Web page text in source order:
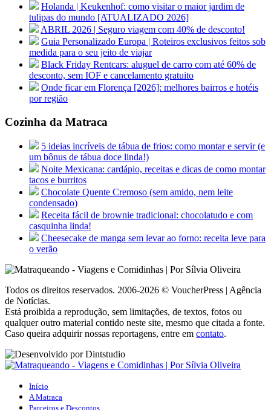
Holanda | Keukenhof: como visitar o maior jardim de
tulipas do mundo [ATUALIZADO 2026]
ABRIL 2026 | Seguro viagem com 40% de desconto!
Guia Personalizado Europa | Roteiros exclusivos feitos sob
medida para o seu jeito de viajar
Black Friday Rentcars: aluguel de carro com até 60% de
desconto, sem IOF e cancelamento gratuito
Onde ficar em Florença [2026]: melhores bairros e hotéis
por região
Cozinha da Matraca
5 ideias incríveis de tábua de frios: como montar e servir (e
um bônus de tábua doce linda!)
Noite Mexicana: cardápio, receitas e dicas de como montar
tacos e burritos
Chocolate Quente Cremoso (sem amido, nem leite
condensado)
Receita fácil de brownie tradicional: chocolatudo e com
casquinha linda!
Cheesecake de manga sem levar ao forno: receita leve para
o verão
Todos os direitos reservados. 2006-2026 © VoucherPress | Agência
de Notícias.
Está proibida a reprodução, sem limitações, de textos, fotos ou
qualquer outro material contido neste site, mesmo que citada a fonte.
Caso queira adquirir nossas reportagens, entre em contato.
Início
A Matraca
Parceiros e Descontos